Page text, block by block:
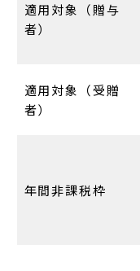
適用対象（贈与
者）
適用対象（受贈
者）
年間非課税枠